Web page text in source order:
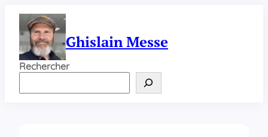
contenu
Ghislain Messe
Rechercher